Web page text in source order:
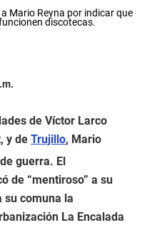
Mario Reyna por indicar que
discotecas.
de Víctor Larco
y de Trujillo, Mario
guerra. El
de “mentiroso” a su
comuna la
La Encalada